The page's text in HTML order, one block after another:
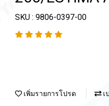
SKU : 9806-0397-00
เพิ่มรายการโปรด เ